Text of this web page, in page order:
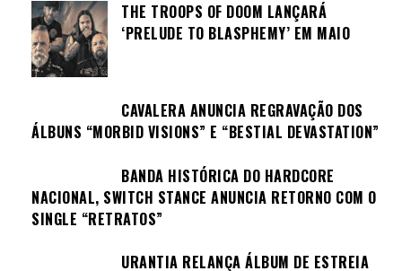
THE TROOPS OF DOOM LANÇARÁ
‘PRELUDE TO BLASPHEMY’ EM MAIO
CAVALERA ANUNCIA REGRAVAÇÃO DOS
ÁLBUNS “MORBID VISIONS” E “BESTIAL DEVASTATION”
BANDA HISTÓRICA DO HARDCORE
NACIONAL, SWITCH STANCE ANUNCIA RETORNO COM O
SINGLE “RETRATOS”
URANTIA RELANÇA ÁLBUM DE ESTREIA